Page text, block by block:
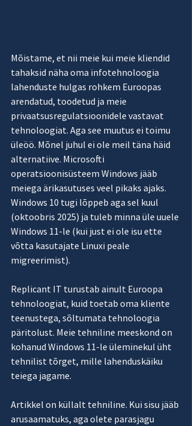
Mõistame, et nii meie kui meie kliendid
tahaksid näha oma infotehnoloogia
lahenduste hulgas rohkem Euroopas
arendatud, toodetud ja meie
privaatsusregulatsioonidele vastavat
tehnoloogiat. Aga see muutus ei toimu
üleöö. Mõnel juhul ei ole meil täna häid
alternatiive. Microsofti
operatsioonisüsteem Windows jääb
meiega ärikasutuses veel pikaks ajaks.
Windows 10 tugi lõppeb aga sel kuul
(oktoobris 2025) ja tuleb minna üle uuele
Windows 11-le (kui just ei ole isu ette
võtta kasutajate Linuxi peale
migreerimist).
Replicant IT turustab ainult Euroopa
tehnoloogiat, kuid toetab oma kliente
teenustega, sõltumata tehnoloogia
päritolust. Meie tehniline meeskond on
kohanud Windows 11-le üleminekul üht
tehnilist tõrget, mille lahenduskäiku
teiega jagame.
Artikkel on küllalt tehniline. Kui sisu jääb
arusaamatuks, aga olete parasjagu